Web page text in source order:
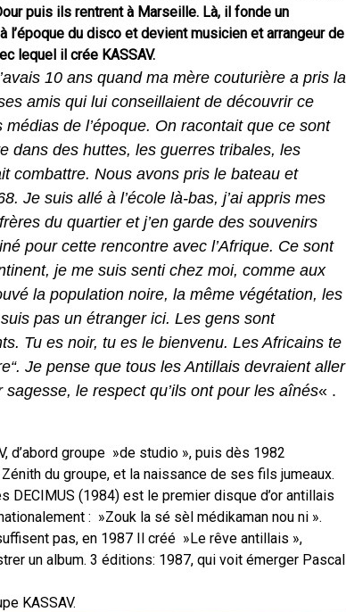
puis ils rentrent à Marseille. Là, il fonde un
l’époque du disco et devient musicien et arrangeur de
lequel il crée KASSAV.
10 ans quand ma mère couturière a pris la
amis qui lui conseillaient de découvrir ce
de l’époque. On racontait que ce sont
dans des huttes, les guerres tribales, les
combattre. Nous avons pris le bateau et
Je suis allé à l’école là-bas, j’ai appris mes
du quartier et j’en garde des souvenirs
pour cette rencontre avec l’Afrique. Ce sont
je me suis senti chez moi, comme aux
la population noire, la même végétation, les
pas un étranger ici. Les gens sont
Tu es noir, tu es le bienvenu. Les Africains te
Je pense que tous les Antillais devraient aller
le respect qu’ils ont pour les aînés« .
d’abord groupe »de studio », puis dès 1982
du groupe, et la naissance de ses fils jumeaux.
DECIMUS (1984) est le premier disque d’or antillais
: »Zouk la sé sèl médikaman nou ni ».
pas, en 1987 Il créé »Le rêve antillais »,
un album. 3 éditions: 1987, qui voit émerger Pascal
KASSAV.